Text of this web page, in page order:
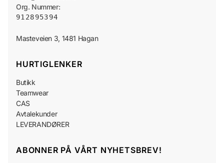
Org. Nummer:
912895394
Masteveien 3, 1481 Hagan
HURTIGLENKER
Butikk
Teamwear
CAS
Avtalekunder
LEVERANDØRER
ABONNER PÅ VÅRT NYHETSBREV!